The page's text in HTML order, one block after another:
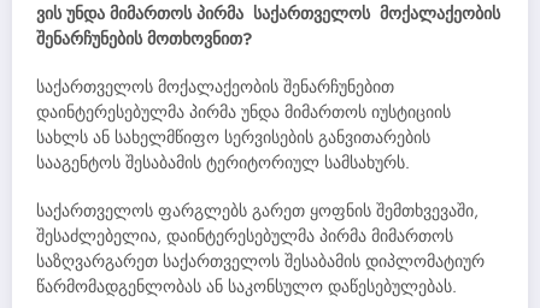
ვის უნდა მიმართოს პირმა საქართველოს მოქალაქეობის
შენარჩუნების მოთხოვნით?
საქართველოს მოქალაქეობის შენარჩუნებით
დაინტერესებულმა პირმა უნდა მიმართოს იუსტიციის
სახლს ან სახელმწიფო სერვისების განვითარების
სააგენტოს შესაბამის ტერიტორიულ სამსახურს.
საქართველოს ფარგლებს გარეთ ყოფნის შემთხვევაში,
შესაძლებელია, დაინტერესებულმა პირმა მიმართოს
საზღვარგარეთ საქართველოს შესაბამის დიპლომატიურ
წარმომადგენლობას ან საკონსულო დაწესებულებას.